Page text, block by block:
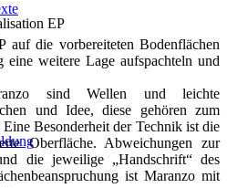
EP
auf die vorbereiteten Bodenflächen
eine weitere Lage aufspachteln und
sind Wellen und leichte
und Idee, diese gehören zum
Besonderheit der Technik ist die
Oberfläche. Abweichungen zur
die jeweilige „Handschrift“ des
ist Maranzo mit